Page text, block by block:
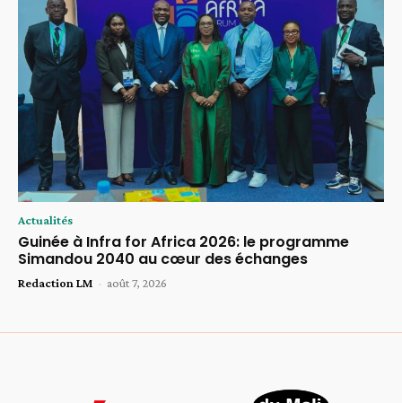
Actualités
Guinée à Infra for Africa 2026: le programme
Simandou 2040 au cœur des échanges
Redaction LM - août 7, 2026